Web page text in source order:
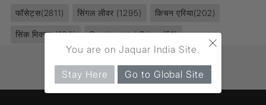
फॉसेट्स(2811) सिंगल लीवर (1295) किचन एरिया(202)
सिंक मिक्सर(164) Continental Prime(51) ×
You are on Jaquar India Site.
Stay Here Go to Global Site